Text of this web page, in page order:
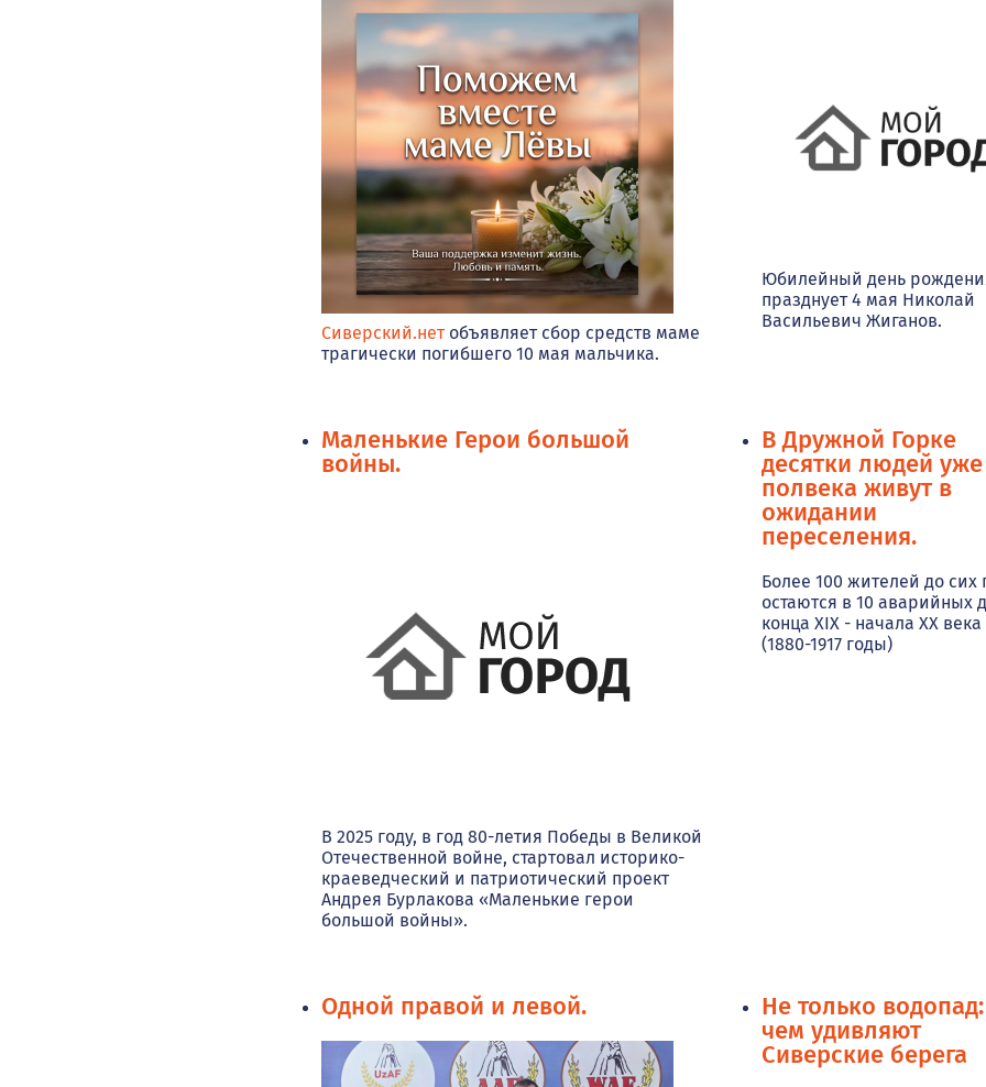
Сиверский.нетобъявляет сбор средств маме
трагически погибшего 10 мая мальчика.
Юбилейный день
празднует 4 мая Николай
Васильевич Жиганов.
Маленькие Герои большой
войны.
В 2025 году, в год 80-летия Победы в Великой
Отечественной войне, стартовал историко-
краеведческий и патриотический проект
Андрея Бурлакова «Маленькие герои
большой войны».
В Дружной Горке
десятки людей уже
полвека живут в
ожидании
переселения.
Более 100 жителей до сих
остаются в 10 аварийных
конца XIX - начала XX века
(1880-1917 годы)
Одной правой и левой.
Не только водопад:
чем удивляют
Сиверские берега